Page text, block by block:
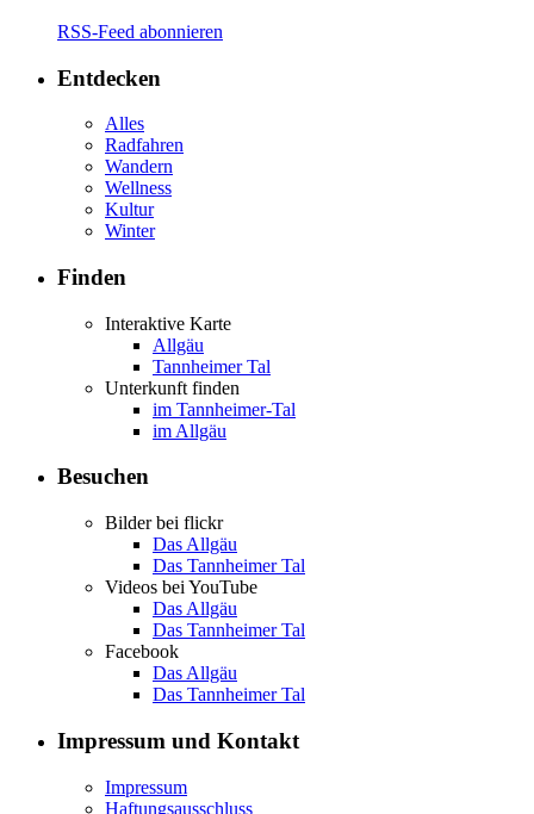
RSS-Feed abonnieren
Entdecken
Alles
Radfahren
Wandern
Wellness
Kultur
Winter
Finden
Interaktive Karte
Allgäu
Tannheimer Tal
Unterkunft finden
im Tannheimer-Tal
im Allgäu
Besuchen
Bilder bei flickr
Das Allgäu
Das Tannheimer Tal
Videos bei YouTube
Das Allgäu
Das Tannheimer Tal
Facebook
Das Allgäu
Das Tannheimer Tal
Impressum und Kontakt
Impressum
Haftungsausschluss